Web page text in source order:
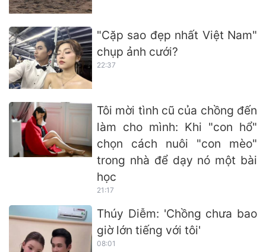
"Cặp sao đẹp nhất Việt Nam"
chụp ảnh cưới?
22:37
Tôi mời tình cũ của chồng đến
làm cho mình: Khi "con hổ"
chọn cách nuôi "con mèo"
trong nhà để dạy nó một bài
học
21:17
Thúy Diễm: 'Chồng chưa bao
giờ lớn tiếng với tôi'
08:01